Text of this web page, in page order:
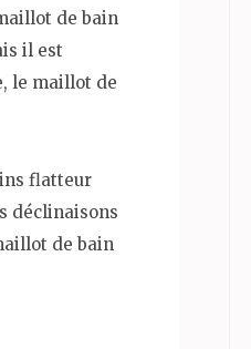
de bain
il est
le maillot de
flatteur
déclinaisons
de bain